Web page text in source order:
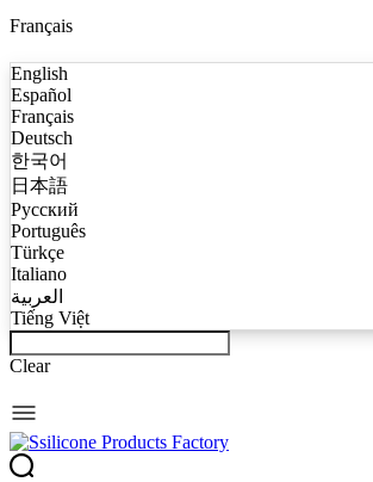
Français
English
Español
Français
Deutsch
한국어
日本語
Русский
Português
Türkçe
Italiano
العربية
Tiếng Việt
Clear